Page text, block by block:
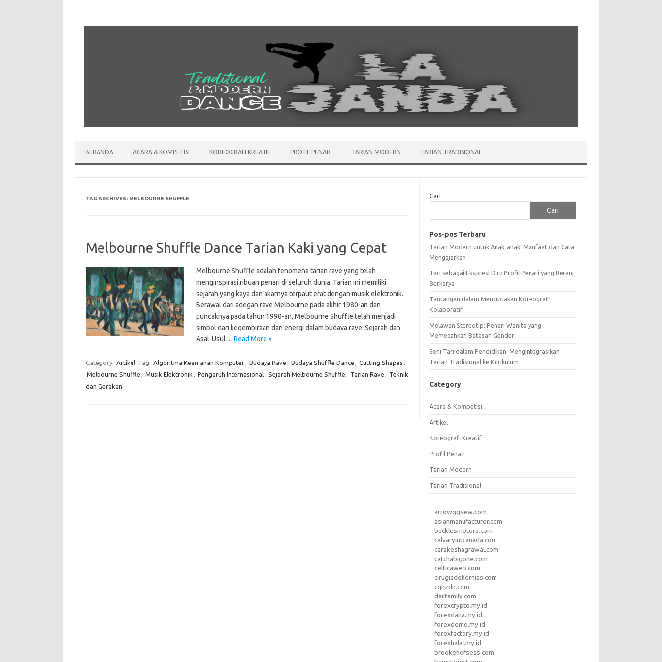
BERANDA ACARA & KOMPETISI KOREOGRAFI KREATIF PROFIL PENARI TARIAN MODERN TARIAN TRADISIONAL
TAG ARCHIVES: MELBOURNE SHUFFLE
Melbourne Shuffle Dance Tarian Kaki yang Cepat
Melbourne Shuffle adalah fenomena tarian rave yang telah
menginspirasi ribuan penari di seluruh dunia. Tarian ini memiliki
sejarah yang kaya dan akarnya terpaut erat dengan musik elektronik.
Berawal dari adegan rave Melbourne pada akhir 1980-an dan
puncaknya pada tahun 1990-an, Melbourne Shuffle telah menjadi
simbol dari kegembiraan dan energi dalam budaya rave. Sejarah dan
Asal-Usul… Read More »
Category: Artikel Tag: Algoritma Keamanan Komputer Budaya Rave Budaya Shuffle Dance Cutting Shapes
Melbourne Shuffle
Musik Elektronik Pengaruh Internasional Sejarah Melbourne Shuffle Tarian Rave
Teknik
dan Gerakan
Cari
Cari
Pos-pos Terbaru
Tarian Modern untuk Anak-anak: Manfaat dan Cara
Mengajarkan
Tari sebagai Ekspresi Diri: Profil Penari yang Berani
Berkarya
Tantangan dalam Menciptakan Koreografi
Kolaboratif
Melawan Stereotip: Penari Wanita yang
Memecahkan Batasan Gender
Seni Tari dalam Pendidikan: Mengintegrasikan
Tarian Tradisional ke Kurikulum
Category
Acara & Kompetisi
Artikel
Koreografi Kreatif
Profil Penari
Tarian Modern
Tarian Tradisional
arrowggsew.com
asianmanufacturer.com
bucklesmotors.com
calvaryintcanada.com
carakeshagrawal.com
catchabigone.com
celticaweb.com
cirugiadehernias.com
cqhzdn.com
dailfamily.com
forexcrypto.my.id
forexdana.my.id
forexdemo.my.id
forexfactory.my.id
forexhalal.my.id
brookehofsess.com